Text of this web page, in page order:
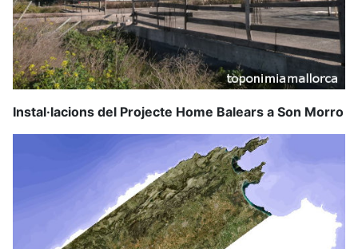
Instal·lacions del Projecte Home Balears a Son Morro